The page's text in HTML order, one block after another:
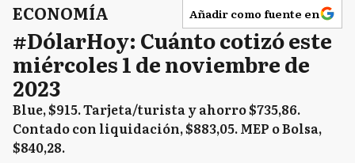
ECONOMÍA Añadir como fuente en
#DólarHoy: Cuánto cotizó este
miércoles 1 de noviembre de
2023
Blue, $915. Tarjeta/turista y ahorro $735,86.
Contado con liquidación, $883,05. MEP o Bolsa,
$840,28.